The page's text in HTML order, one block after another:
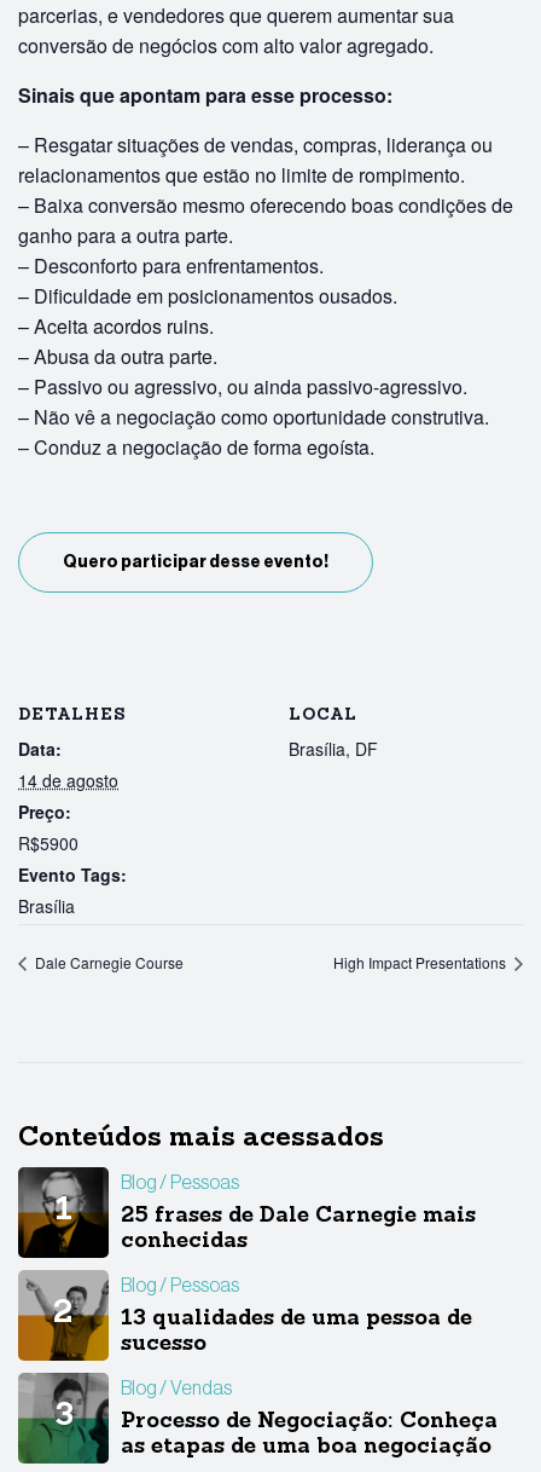
parcerias, e vendedores que querem aumentar sua
conversão de negócios com alto valor agregado.
Sinais que apontam para esse processo:
– Resgatar situações de vendas, compras, liderança ou
relacionamentos que estão no limite de rompimento.
– Baixa conversão mesmo oferecendo boas condições de
ganho para a outra parte.
– Desconforto para enfrentamentos.
– Dificuldade em posicionamentos ousados.
– Aceita acordos ruins.
– Abusa da outra parte.
– Passivo ou agressivo, ou ainda passivo-agressivo.
– Não vê a negociação como oportunidade construtiva.
– Conduz a negociação de forma egoísta.
Quero participar desse evento!
DETALHES
Data:
14 de agosto
Preço:
R$5900
Evento Tags:
Brasília
LOCAL
Brasília, DF
Dale Carnegie Course High Impact Presentations
Conteúdos mais acessados
Blog Pessoas
25 frases de Dale Carnegie mais
conhecidas
Blog Pessoas
13 qualidades de uma pessoa de
sucesso
Blog Vendas
Processo de Negociação: Conheça
as etapas de uma boa negociação